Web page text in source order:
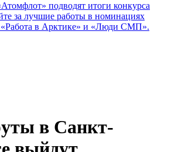
подводят итоги конкурса
за лучшие работы в номинациях
в Арктике» и «Люди СМП».
в Санкт-